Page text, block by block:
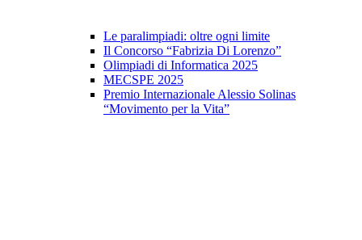
Le paralimpiadi: oltre ogni limite
Il Concorso “Fabrizia Di Lorenzo”
Olimpiadi di Informatica 2025
MECSPE 2025
Premio Internazionale Alessio Solinas
“Movimento per la Vita”